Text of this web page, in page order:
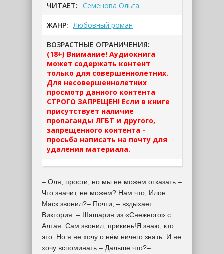
ЧИТАЕТ: Семенова Ольга
ЖАНР: Любовный роман
ВОЗРАСТНЫЕ ОГРАНИЧЕНИЯ:
(18+) Внимание! Аудиокнига
может содержать контент
только для совершеннолетних.
Для несовершеннолетних
просмотр данного контента
СТРОГО ЗАПРЕЩЕН! Если в книге
присутствует наличие
пропаганды ЛГБТ и другого,
запрещенного контента -
просьба написать на почту для
удаления материала.
– Оля, прости, но мы не можем отказать.–
Что значит, не можем? Нам что, Илон
Маск звонил?– Почти, – вздыхает
Виктория. – Шашарин из «Снежного» с
Алтая. Сам звонил, прикинь!Я знаю, кто
это. Но я не хочу о нём ничего знать. И не
хочу вспоминать.– Дальше что?–